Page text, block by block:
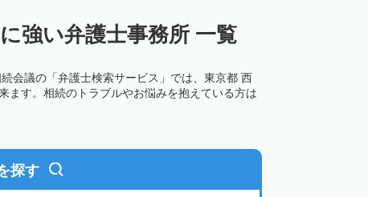
強い弁護士事務所 一覧
会議の「弁護士検索サービス」では、東京都 西
ます。相続のトラブルやお悩みを抱えている方は
探す